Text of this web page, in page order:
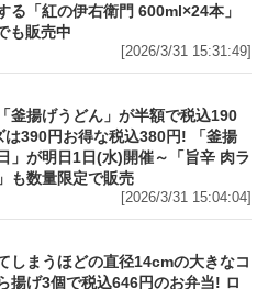
る「紅の伊右衛門 600ml×24本」
も販売中
[2026/3/31 15:31:49]
釜揚げうどん」が半額で税込190
は390円お得な税込380円! 「釜揚
」が明日1日(水)開催～「旨辛 肉ラ
も数量限定で販売
[2026/3/31 15:04:04]
しまうほどの直径14cmの大きなコ
揚げ3個で税込646円のお弁当! ロ